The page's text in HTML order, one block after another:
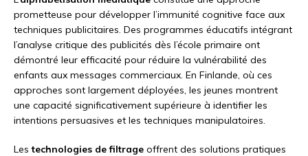
prometteuse pour développer l’immunité cognitive face aux
techniques publicitaires. Des programmes éducatifs intégrant
l’analyse critique des publicités dès l’école primaire ont
démontré leur efficacité pour réduire la vulnérabilité des
enfants aux messages commerciaux. En Finlande, où ces
approches sont largement déployées, les jeunes montrent
une capacité significativement supérieure à identifier les
intentions persuasives et les techniques manipulatoires.
Lestechnologies de filtrage offrent des solutions pratiques